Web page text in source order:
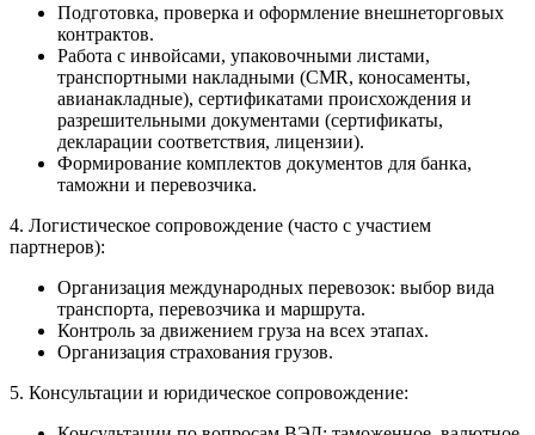
Подготовка, проверка и оформление внешнеторговых
контрактов.
Работа с инвойсами, упаковочными листами,
транспортными накладными (CMR, коносаменты,
авианакладные), сертификатами происхождения и
разрешительными документами (сертификаты,
декларации соответствия, лицензии).
Формирование комплектов документов для банка,
таможни и перевозчика.
4. Логистическое сопровождение (часто с участием
партнеров):
Организация международных перевозок: выбор вида
транспорта, перевозчика и маршрута.
Контроль за движением груза на всех этапах.
Организация страхования грузов.
5. Консультации и юридическое сопровождение: